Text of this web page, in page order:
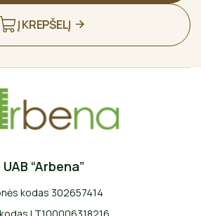
Į KREPŠELĮ
UAB “Arbena”
kodas 302657414